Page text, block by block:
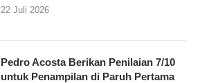
22 Juli 2026
Pedro Acosta Berikan Penilaian 7/10
untuk Penampilan di Paruh Pertama